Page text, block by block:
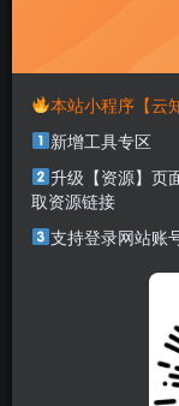
本站部分资源
击解压密码
适用系统：Windows
全是DJ歌曲，用
单文件版，解压
本站小程序【云
新增工具专区
升级【资源】页
取资源链接
支持登录网站账